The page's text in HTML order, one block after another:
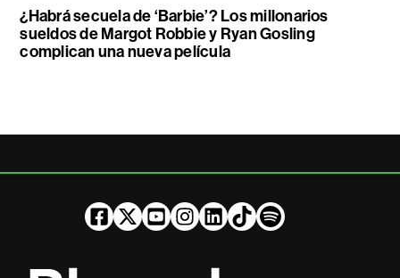
¿Habrá secuela de ‘Barbie’? Los millonarios
sueldos de Margot Robbie y Ryan Gosling
complican una nueva película